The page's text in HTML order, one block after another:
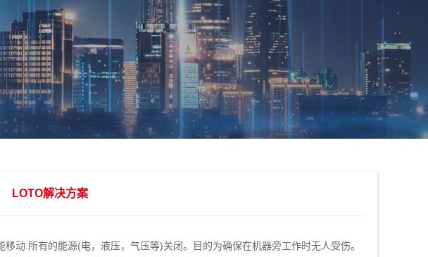
LOTO解决方案
动.所有的能源(电，液压，气压等)关闭。目的为确保在机器旁工作时无人受伤。